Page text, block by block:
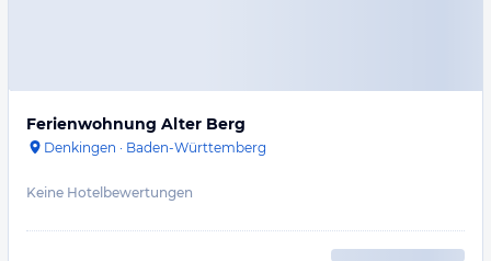
Ferienwohnung Alter Berg
Denkingen · Baden-Württemberg
Keine Hotelbewertungen